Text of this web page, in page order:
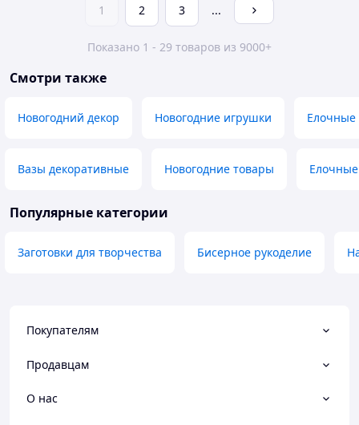
1 2 3 ...
Показано 1 - 29 товаров из 9000+
Смотри также
Новогодний декор Новогодние игрушки
Вазы декоративные Новогодние товары
Популярные категории
Заготовки для творчества Бисерное рукоделие
Покупателям
Продавцам
О нас